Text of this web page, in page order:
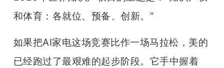
和体育：各就位、预备、创新。”
如果把AI家电这场竞赛比作一场马拉松，美的
已经跑过了最艰难的起步阶段。它手中握着